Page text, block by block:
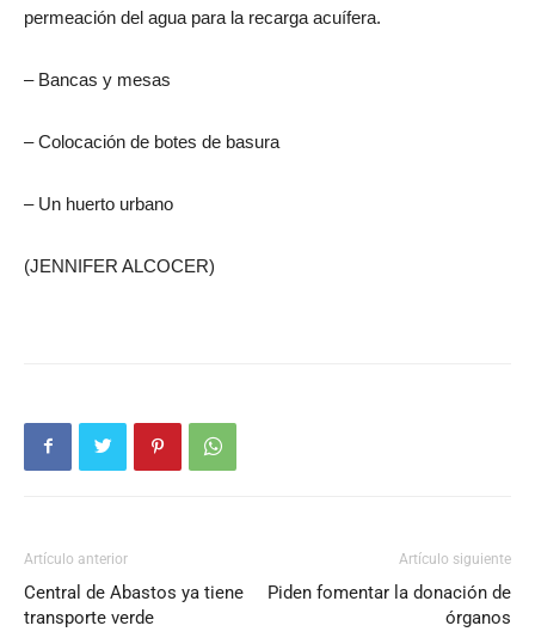
permeación del agua para la recarga acuífera.
– Bancas y mesas
– Colocación de botes de basura
– Un huerto urbano
(JENNIFER ALCOCER)
Artículo anterior
Central de Abastos ya tiene
transporte verde
Artículo siguiente
Piden fomentar la donación de
órganos